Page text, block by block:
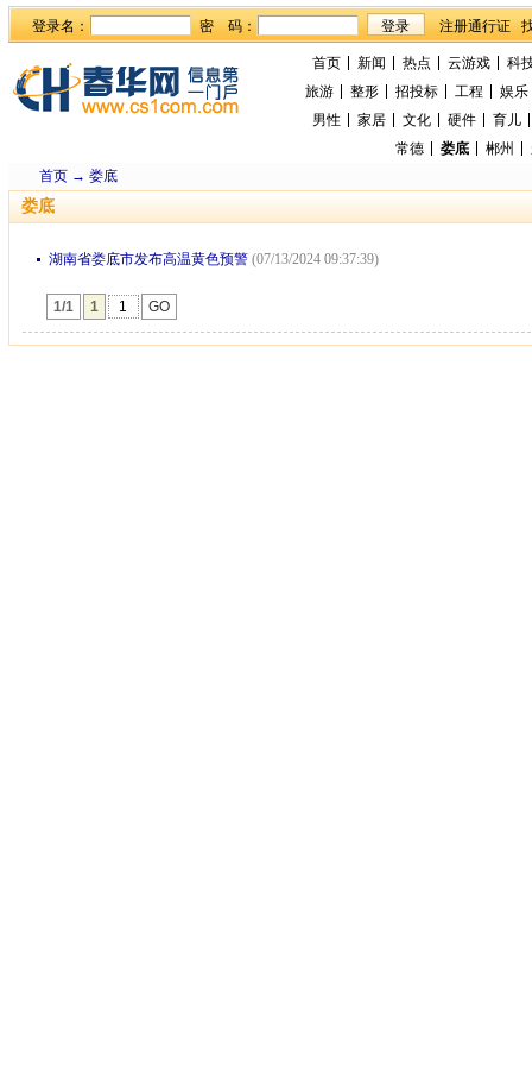
登录名： 密 码：
首页 新闻 热点 云游戏
科
旅游
整形 招投标 工程
娱乐
男性
家居 文化 硬件
育儿
常德
娄底 郴州
首页→ 娄底
娄底
湖南省娄底市发布高温黄色预警 (07/13/2024 09:37:39)
1/1 1 GO